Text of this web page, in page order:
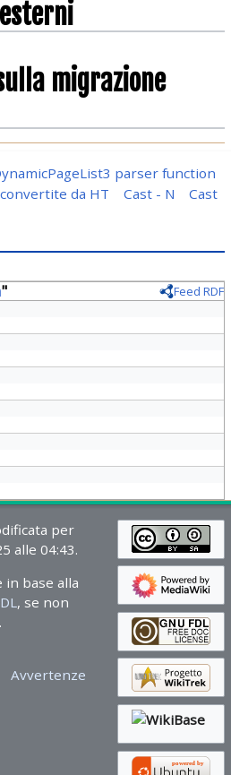
migrazione
parser function
da HT
Cast - N Cast
"
Feed RDF
per
alle 04:43.
base alla
, se non
Avvertenze